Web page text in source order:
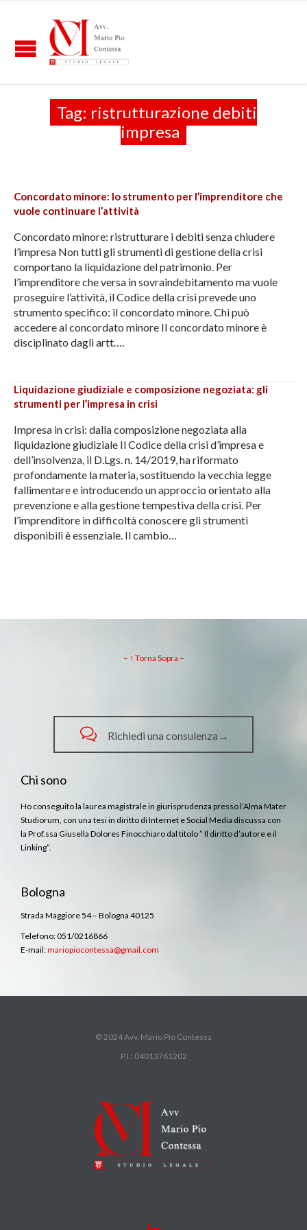
Tag: ristrutturazione debiti
impresa
Concordato minore: lo strumento per l’imprenditore che
vuole continuare l’attività
Concordato minore: ristrutturare i debiti senza chiudere
l’impresa Non tutti gli strumenti di gestione della crisi
comportano la liquidazione del patrimonio. Per
l’imprenditore che versa in sovraindebitamento ma vuole
proseguire l’attività, il Codice della crisi prevede uno
strumento specifico: il concordato minore. Chi può
accedere al concordato minore Il concordato minore è
disciplinato dagli artt….
Liquidazione giudiziale e composizione negoziata: gli
strumenti per l’impresa in crisi
Impresa in crisi: dalla composizione negoziata alla
liquidazione giudiziale Il Codice della crisi d’impresa e
dell’insolvenza, il D.Lgs. n. 14/2019, ha riformato
profondamente la materia, sostituendo la vecchia legge
fallimentare e introducendo un approccio orientato alla
prevenzione e alla gestione tempestiva della crisi. Per
l’imprenditore in difficoltà conoscere gli strumenti
disponibili è essenziale. Il cambio…
– ↑ Torna Sopra –
 Richiedi una consulenza→
Chi sono
Ho conseguito la laurea magistrale in giurisprudenza presso l’Alma Mater
Studiorum, con una tesi in diritto di Internet e Social Media discussa con
la Prof.ssa Giusella Dolores Finocchiaro dal titolo ” Il diritto d’autore e il
Linking”.
Bologna
Strada Maggiore 54 – Bologna 40125
Telefono: 051/0216866
E-mail:mariopiocontessa@gmail.com
© 2024 Avv. Mario Pio Contessa
P.I.: 04013761202